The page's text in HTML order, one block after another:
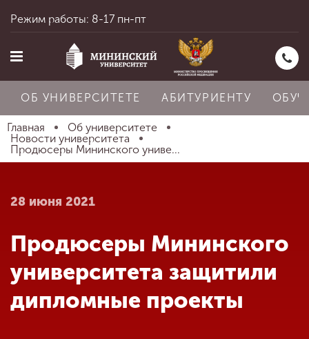
Главная
Абитуриенту
Обучение
Режим работы: 8-17 пн-пт
ОБ УНИВЕРСИТЕТЕ АБИТУРИЕНТУ
Главная
Об университете
Новости университета
Продюсеры Мининского униве...
28 июня 2021
Продюсеры Мининского
университета защитили
дипломные проекты